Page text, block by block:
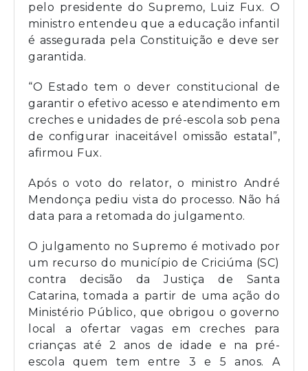
pelo presidente do Supremo, Luiz Fux. O
ministro entendeu que a educação infantil
é assegurada pela Constituição e deve ser
garantida.
“O Estado tem o dever constitucional de
garantir o efetivo acesso e atendimento em
creches e unidades de pré-escola sob pena
de configurar inaceitável omissão estatal”,
afirmou Fux.
Após o voto do relator, o ministro André
Mendonça pediu vista do processo. Não há
data para a retomada do julgamento.
O julgamento no Supremo é motivado por
um recurso do município de Criciúma (SC)
contra decisão da Justiça de Santa
Catarina, tomada a partir de uma ação do
Ministério Público, que obrigou o governo
local a ofertar vagas em creches para
crianças até 2 anos de idade e na pré-
escola quem tem entre 3 e 5 anos. A